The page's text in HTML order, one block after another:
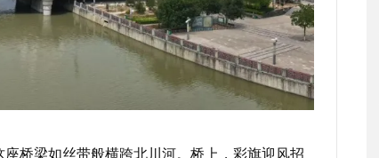
桥梁如丝带般横跨北川河。桥上，彩旗迎风招